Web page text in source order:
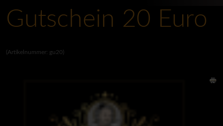
Gutschein 20 Euro
(Artikelnummer: gu20 )